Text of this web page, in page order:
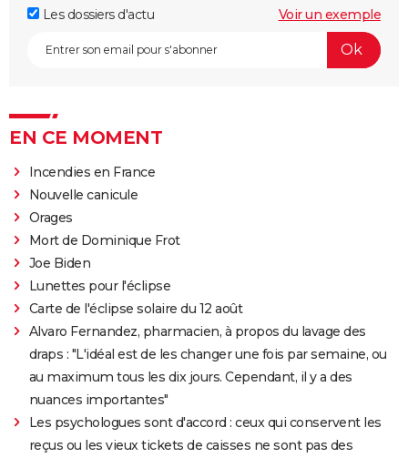
Les dossiers d'actu
Voir un exemple
EN CE MOMENT
Incendies en France
Nouvelle canicule
Orages
Mort de Dominique Frot
Joe Biden
Lunettes pour l'éclipse
Carte de l'éclipse solaire du 12 août
Alvaro Fernandez, pharmacien, à propos du lavage des
draps : "L'idéal est de les changer une fois par semaine, ou
au maximum tous les dix jours. Cependant, il y a des
nuances importantes"
Les psychologues sont d'accord : ceux qui conservent les
reçus ou les vieux tickets de caisses ne sont pas des